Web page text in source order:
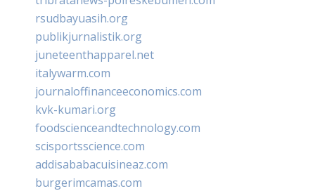
rsudbayuasih.org
publikjurnalistik.org
juneteenthapparel.net
italywarm.com
journaloffinanceeconomics.com
kvk-kumari.org
foodscienceandtechnology.com
scisportsscience.com
addisababacuisineaz.com
burgerimcamas.com